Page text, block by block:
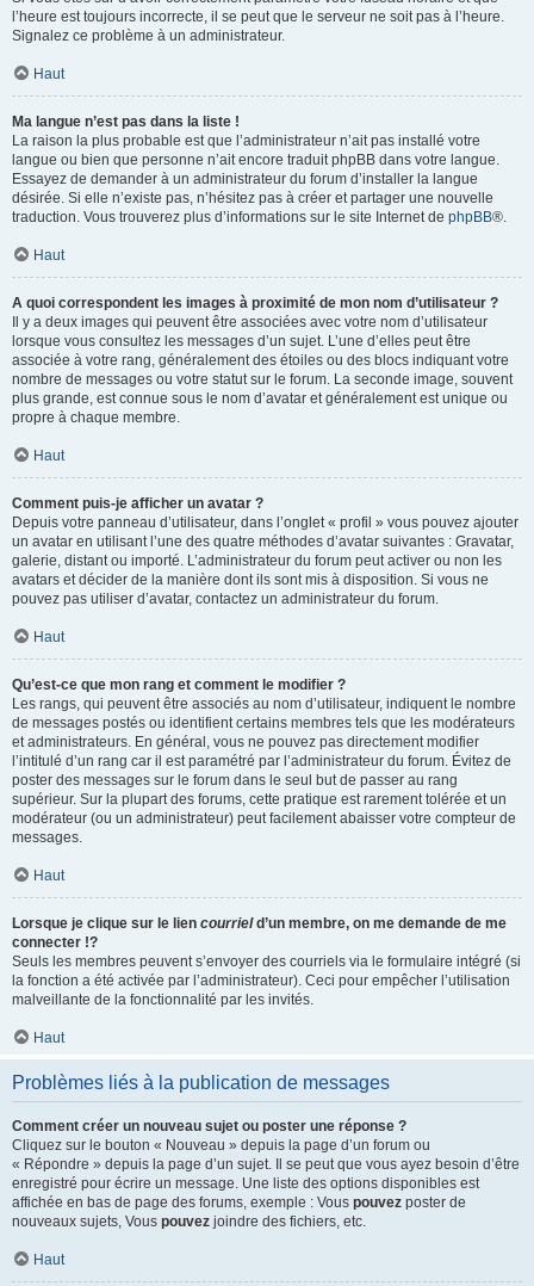
l’heure est toujours incorrecte, il se peut que le serveur ne soit pas à l’heure.
Signalez ce problème à un administrateur.
Haut
Ma langue n’est pas dans la liste !
La raison la plus probable est que l’administrateur n’ait pas installé votre
langue ou bien que personne n’ait encore traduit phpBB dans votre langue.
Essayez de demander à un administrateur du forum d’installer la langue
désirée. Si elle n’existe pas, n’hésitez pas à créer et partager une nouvelle
traduction. Vous trouverez plus d’informations sur le site Internet de phpBB®.
Haut
A quoi correspondent les images à proximité de mon nom d’utilisateur ?
Il y a deux images qui peuvent être associées avec votre nom d’utilisateur
lorsque vous consultez les messages d’un sujet. L’une d’elles peut être
associée à votre rang, généralement des étoiles ou des blocs indiquant votre
nombre de messages ou votre statut sur le forum. La seconde image, souvent
plus grande, est connue sous le nom d’avatar et généralement est unique ou
propre à chaque membre.
Haut
Comment puis-je afficher un avatar ?
Depuis votre panneau d’utilisateur, dans l’onglet « profil » vous pouvez ajouter
un avatar en utilisant l’une des quatre méthodes d’avatar suivantes : Gravatar,
galerie, distant ou importé. L’administrateur du forum peut activer ou non les
avatars et décider de la manière dont ils sont mis à disposition. Si vous ne
pouvez pas utiliser d’avatar, contactez un administrateur du forum.
Haut
Qu’est-ce que mon rang et comment le modifier ?
Les rangs, qui peuvent être associés au nom d’utilisateur, indiquent le nombre
de messages postés ou identifient certains membres tels que les modérateurs
et administrateurs. En général, vous ne pouvez pas directement modifier
l’intitulé d’un rang car il est paramétré par l’administrateur du forum. Évitez de
poster des messages sur le forum dans le seul but de passer au rang
supérieur. Sur la plupart des forums, cette pratique est rarement tolérée et un
modérateur (ou un administrateur) peut facilement abaisser votre compteur de
messages.
Haut
Lorsque je clique sur le lien courrield’un membre, on me demande de me
connecter !?
Seuls les membres peuvent s’envoyer des courriels via le formulaire intégré (si
la fonction a été activée par l’administrateur). Ceci pour empêcher l’utilisation
malveillante de la fonctionnalité par les invités.
Haut
Problèmes liés à la publication de messages
Comment créer un nouveau sujet ou poster une réponse ?
Cliquez sur le bouton « Nouveau » depuis la page d’un forum ou
« Répondre » depuis la page d’un sujet. Il se peut que vous ayez besoin d’être
enregistré pour écrire un message. Une liste des options disponibles est
affichée en bas de page des forums, exemple : Vous pouvez poster de
nouveaux sujets, Vous pouvez joindre des fichiers, etc.
Haut